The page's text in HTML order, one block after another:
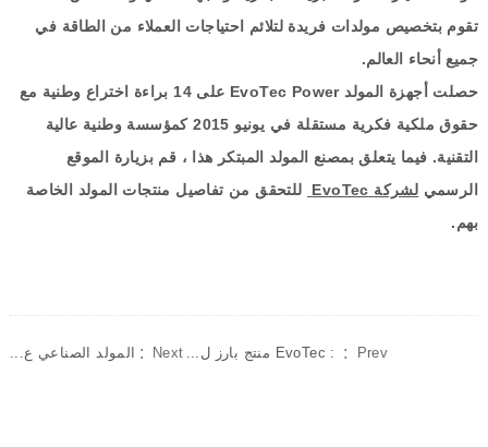
تقوم بتخصيص مولدات فريدة لتلائم احتياجات العملاء من الطاقة في
جميع أنحاء العالم.
حصلت أجهزة المولد EvoTec Power على 14 براءة اختراع وطنية مع
حقوق ملكية فكرية مستقلة في يونيو 2015 كمؤسسة وطنية عالية
التقنية. فيما يتعلق بمصنع المولد المبتكر هذا ، قم بزيارة الموقع
الرسمي لشركة EvoTec
للتحقق من تفاصيل منتجات المولد الخاصة
بهم.
Next： المولد الصناعي ع... Prev： : EvoTec منتج بارز ل...